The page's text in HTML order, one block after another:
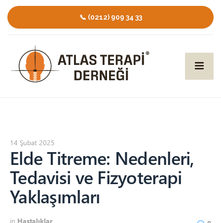
📞 (0212) 909 34 33
14 Şubat 2025
Elde Titreme: Nedenleri,
Tedavisi ve Fizyoterapi
Yaklaşımları
in Hastalıklar